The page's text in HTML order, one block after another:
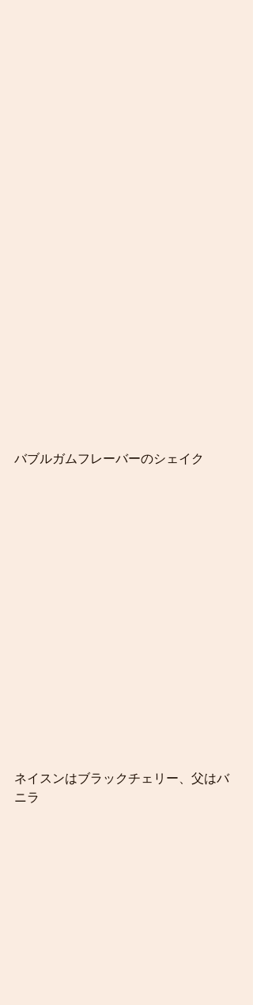
バブルガムフレーバーのシェイク
ネイスンはブラックチェリー、父はバ
ニラ